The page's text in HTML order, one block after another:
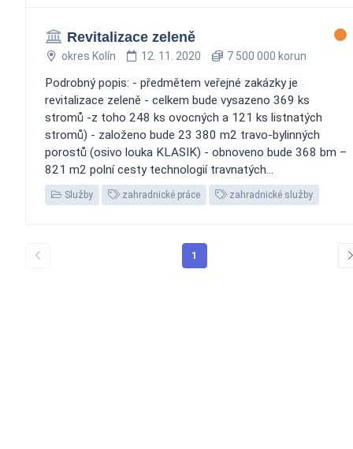
Revitalizace zeleně
okres Kolín 12. 11. 2020 7 500 000 korun
Podrobný popis: - předmětem veřejné zakázky je
revitalizace zeleně - celkem bude vysazeno 369 ks
stromů -z toho 248 ks ovocných a 121 ks listnatých
stromů) - založeno bude 23 380 m2 travo-bylinných
porostů (osivo louka KLASIK) - obnoveno bude 368 bm –
821 m2 polní cesty technologií travnatých...
Služby zahradnické práce zahradnické služby
1